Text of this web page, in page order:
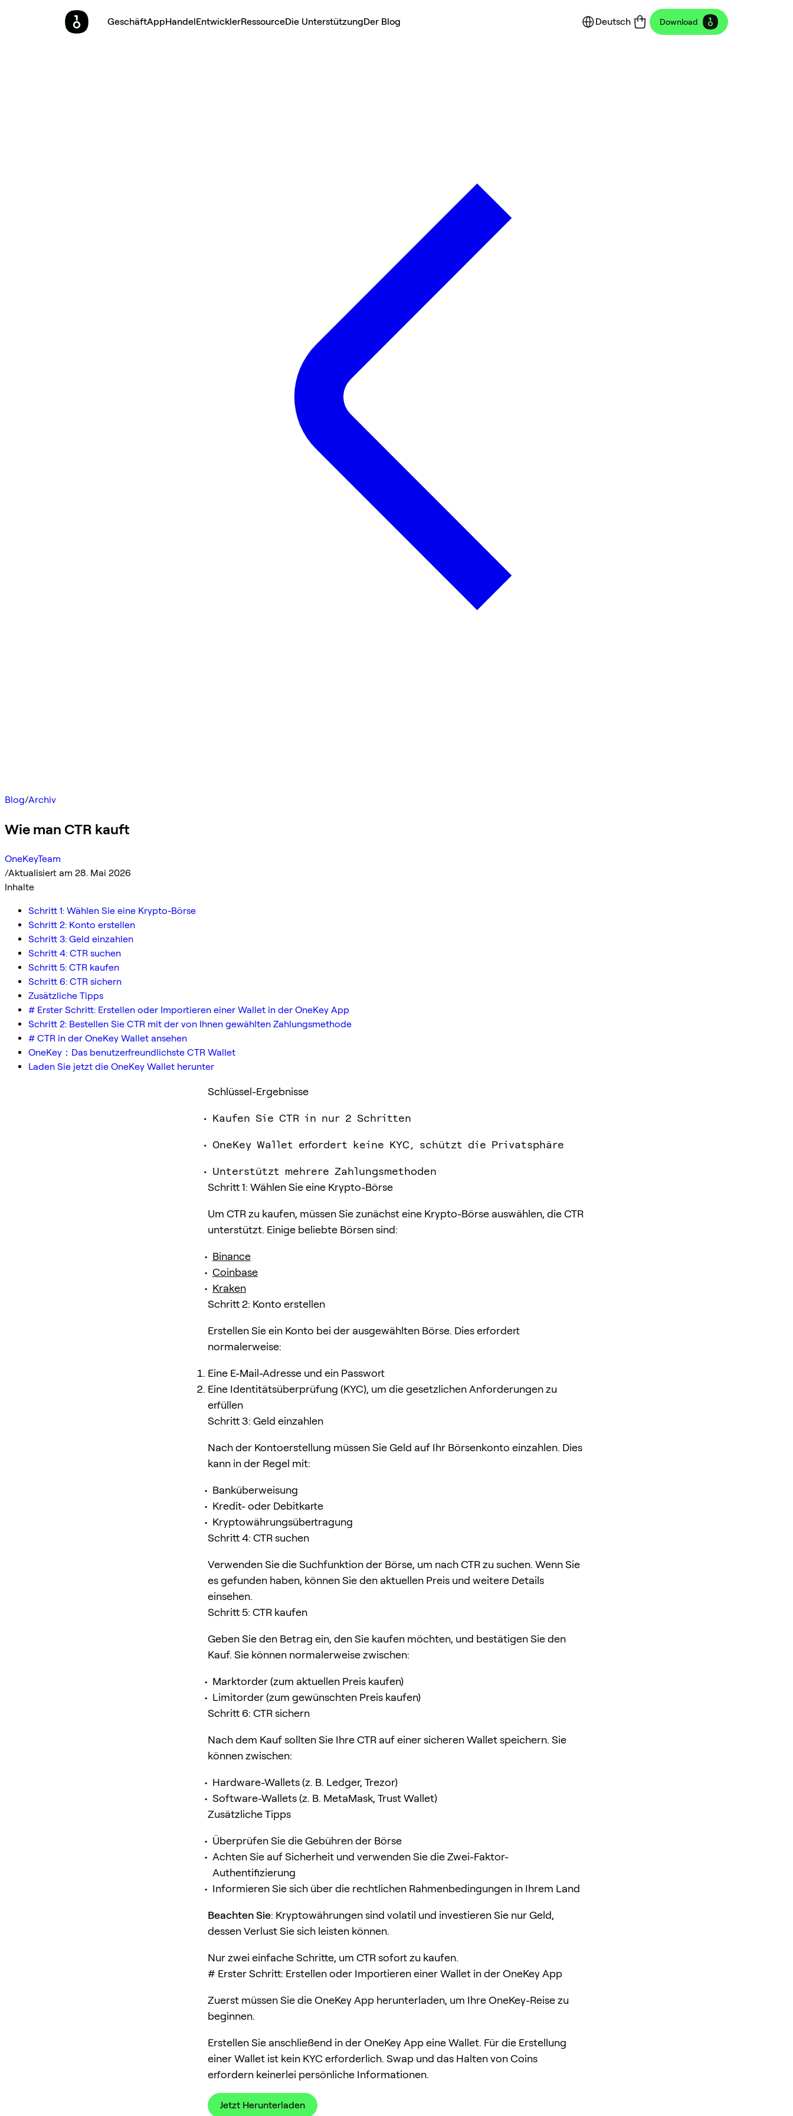
GeschäftAppHandelEntwicklerRessourceDie UnterstützungDer Blog Deutsch Download
Blog/Archiv
Wie man CTR kauft
OneKeyTeam
/Aktualisiert am 28. Mai 2026
Inhalte
Schritt 1: Wählen Sie eine Krypto-Börse
Schritt 2: Konto erstellen
Schritt 3: Geld einzahlen
Schritt 4: CTR suchen
Schritt 5: CTR kaufen
Schritt 6: CTR sichern
Zusätzliche Tipps
# Erster Schritt: Erstellen oder Importieren einer Wallet in der OneKey App
Schritt 2: Bestellen Sie CTR mit der von Ihnen gewählten Zahlungsmethode
# CTR in der OneKey Wallet ansehen
OneKey：Das benutzerfreundlichste CTR Wallet
Laden Sie jetzt die OneKey Wallet herunter
Schlüssel-Ergebnisse
Kaufen Sie CTR in nur 2 Schritten
OneKey Wallet erfordert keine KYC, schützt die Privatsphäre
Unterstützt mehrere Zahlungsmethoden
Schritt 1: Wählen Sie eine Krypto-Börse
Um CTR zu kaufen, müssen Sie zunächst eine Krypto-Börse auswählen, die CTR
unterstützt. Einige beliebte Börsen sind:
Binance
Coinbase
Kraken
Schritt 2: Konto erstellen
Erstellen Sie ein Konto bei der ausgewählten Börse. Dies erfordert
normalerweise:
Eine E-Mail-Adresse und ein Passwort
Eine Identitätsüberprüfung (KYC), um die gesetzlichen Anforderungen zu
erfüllen
Schritt 3: Geld einzahlen
Nach der Kontoerstellung müssen Sie Geld auf Ihr Börsenkonto einzahlen. Dies
kann in der Regel mit:
Banküberweisung
Kredit- oder Debitkarte
Kryptowährungsübertragung
Schritt 4: CTR suchen
Verwenden Sie die Suchfunktion der Börse, um nach CTR zu suchen. Wenn Sie
es gefunden haben, können Sie den aktuellen Preis und weitere Details
einsehen.
Schritt 5: CTR kaufen
Geben Sie den Betrag ein, den Sie kaufen möchten, und bestätigen Sie den
Kauf. Sie können normalerweise zwischen:
Marktorder (zum aktuellen Preis kaufen)
Limitorder (zum gewünschten Preis kaufen)
Schritt 6: CTR sichern
Nach dem Kauf sollten Sie Ihre CTR auf einer sicheren Wallet speichern. Sie
können zwischen:
Hardware-Wallets (z. B. Ledger, Trezor)
Software-Wallets (z. B. MetaMask, Trust Wallet)
Zusätzliche Tipps
Überprüfen Sie die Gebühren der Börse
Achten Sie auf Sicherheit und verwenden Sie die Zwei-Faktor-
Authentifizierung
Informieren Sie sich über die rechtlichen Rahmenbedingungen in Ihrem Land
Beachten Sie: Kryptowährungen sind volatil und investieren Sie nur Geld,
dessen Verlust Sie sich leisten können.
Nur zwei einfache Schritte, um CTR sofort zu kaufen.
# Erster Schritt: Erstellen oder Importieren einer Wallet in der OneKey App
Zuerst müssen Sie die OneKey App herunterladen, um Ihre OneKey-Reise zu
beginnen.
Erstellen Sie anschließend in der OneKey App eine Wallet. Für die Erstellung
einer Wallet ist kein KYC erforderlich. Swap und das Halten von Coins
erfordern keinerlei persönliche Informationen.
Jetzt Herunterladen